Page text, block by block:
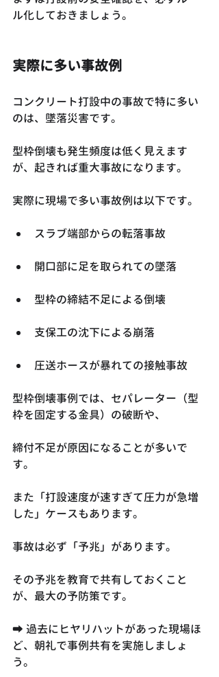
ル化しておきましょう。
実際に多い事故例
コンクリート打設中の事故で特に多い
のは、墜落災害です。
型枠倒壊も発生頻度は低く見えます
が、起きれば重大事故になります。
実際に現場で多い事故例は以下です。
スラブ端部からの転落事故
開口部に足を取られての墜落
型枠の締結不足による倒壊
支保工の沈下による崩落
圧送ホースが暴れての接触事故
型枠倒壊事例では、セパレーター（型
枠を固定する金具）の破断や、
締付不足が原因になることが多いで
す。
また「打設速度が速すぎて圧力が急増
した」ケースもあります。
事故は必ず「予兆」があります。
その予兆を教育で共有しておくこと
が、最大の予防策です。
➡ 過去にヒヤリハットがあった現場ほ
ど、朝礼で事例共有を実施しましょ
う。